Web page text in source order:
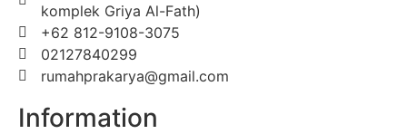
komplek Griya Al-Fath)
+62 812-9108-3075
02127840299
rumahprakarya@gmail.com
Information